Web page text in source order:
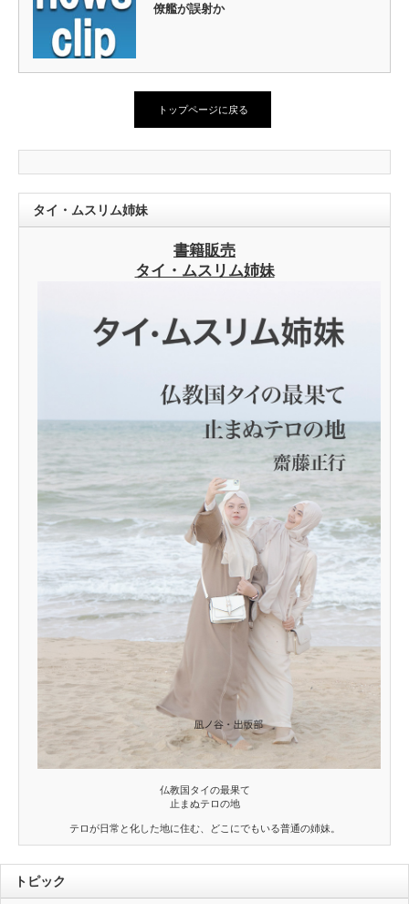
僚艦が誤射か
トップページに戻る
タイ・ムスリム姉妹
書籍販売
タイ・ムスリム姉妹
仏教国タイの最果て
止まぬテロの地
テロが日常と化した地に住む、どこにでもいる普通の姉妹。
トピック